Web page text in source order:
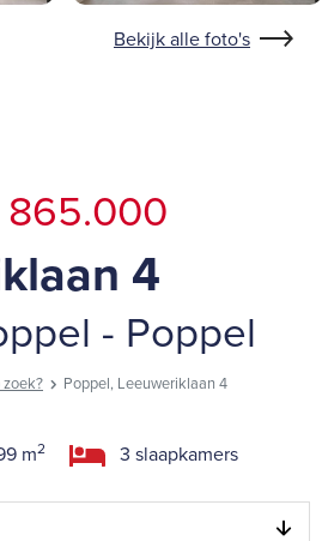
Bekijk alle foto's
4
- Poppel
zoek? Poppel, Leeuweriklaan 4
m2 3 slaapkamers